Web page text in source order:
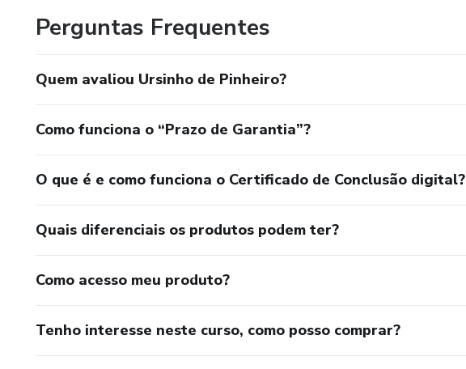
Perguntas Frequentes
Quem avaliou Ursinho de Pinheiro?
Como funciona o “Prazo de Garantia”?
O que é e como funciona o Certificado de Conclusão digital?
Quais diferenciais os produtos podem ter?
Como acesso meu produto?
Tenho interesse neste curso, como posso comprar?